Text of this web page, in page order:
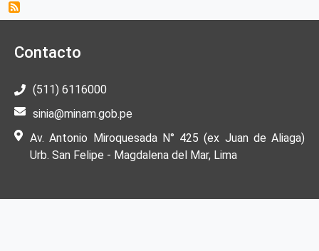
Contacto
(511) 6116000
sinia@minam.gob.pe
Av. Antonio Miroquesada N° 425 (ex Juan de Aliaga)
Urb. San Felipe - Magdalena del Mar, Lima